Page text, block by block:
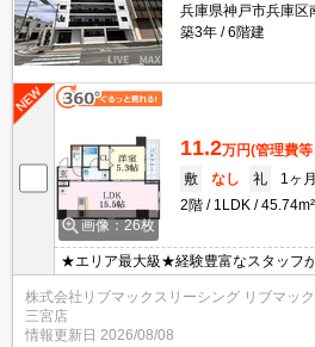
兵庫県神戸市兵庫区
築3年
6階建
画像：26枚
11.2万円(管理費
敷
なし 礼
1ヶ月
2階
1LDK 45.74m²
★エリア最大級★経験豊富なスタッフ
望がありましたらお申し付けください
能！オンライン内覧・オンライン契約
問題ありません♪弊社ではネットに掲載
可能になりますので気になる物件は全
株式会社リブマックスリーシング リブマック
三宮店
情報更新日 2026/08/08